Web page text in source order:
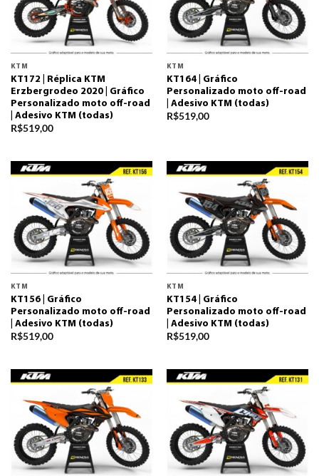
KTM
KT172 | Réplica KTM
Erzbergrodeo 2020 | Gráfico
Personalizado moto off-road
| Adesivo KTM (todas)
R$519,00
KTM
KT164 | Gráfico
Personalizado moto off-road
| Adesivo KTM (todas)
R$519,00
KTM
KT156 | Gráfico
Personalizado moto off-road
| Adesivo KTM (todas)
R$519,00
KTM
KT154 | Gráfico
Personalizado moto off-road
| Adesivo KTM (todas)
R$519,00